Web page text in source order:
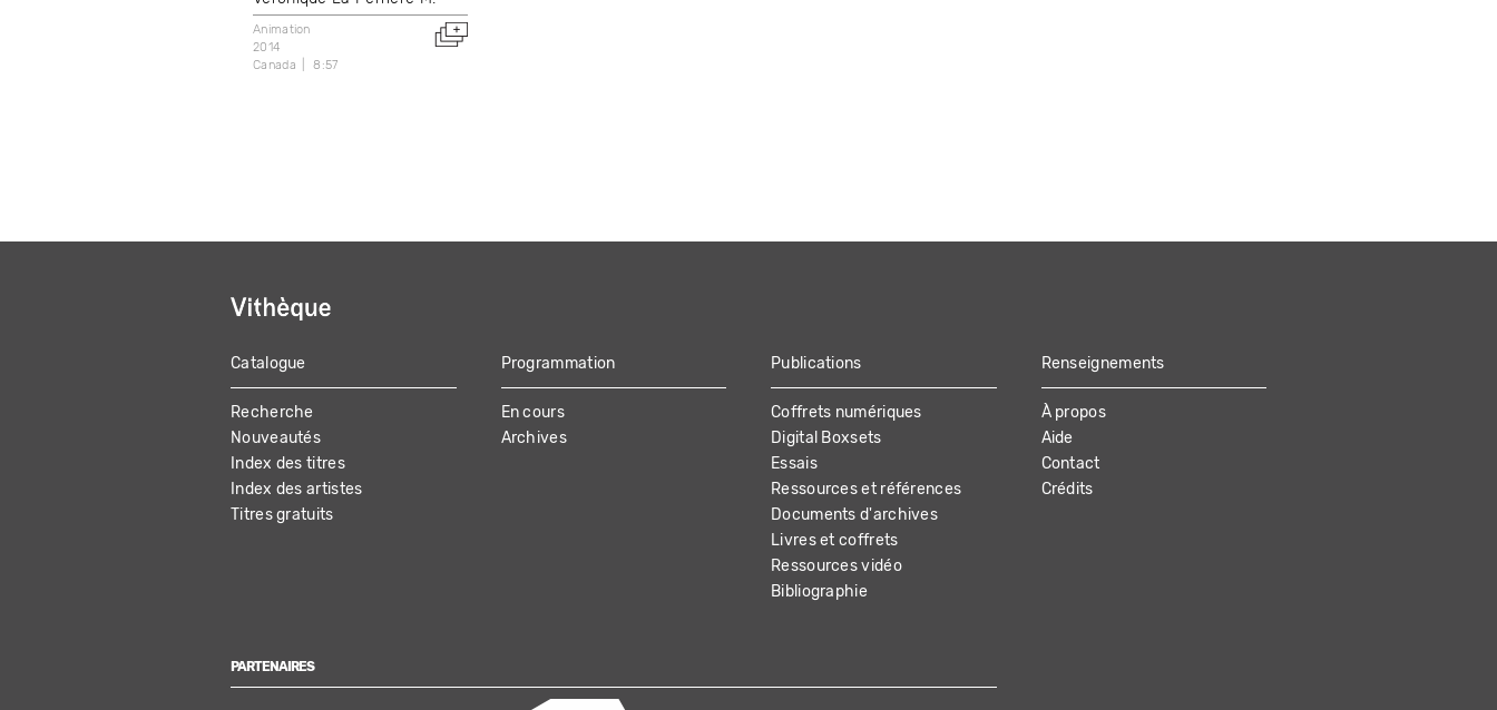
Animation
2014
Canada
8:57
MAIN
NAVIGATION
Catalogue
Recherche
Nouveautés
Index des titres
Index des artistes
Titres gratuits
Programmation
En cours
Archives
Publications
Coffrets numériques
Digital Boxsets
Essais
Ressources et références
Documents d'archives
Livres et coffrets
Ressources vidéo
Bibliographie
Renseignements
À propos
Aide
Contact
Crédits
PARTENAIRES